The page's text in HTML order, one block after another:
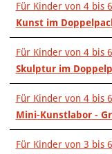
Für Kinder von 4 bis
Kunst im
Für Kinder von 4 bis
Skulptur im
Für Kinder von 4 bis
Mini-Kunstlabor -
Für Kinder von 3 bis